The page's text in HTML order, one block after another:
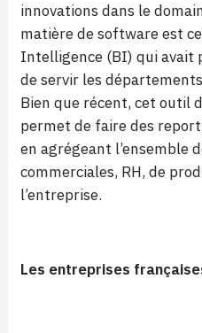
innovations dans le
matière de software est
Intelligence (BI) qui avait
de servir les
Bien que récent, cet outil
permet de faire des
en agrégeant l’ensemble
commerciales, RH, de
l’entreprise.
Les entreprises